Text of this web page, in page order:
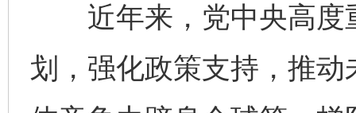
近年来，党中央高度
划，强化政策支持，推